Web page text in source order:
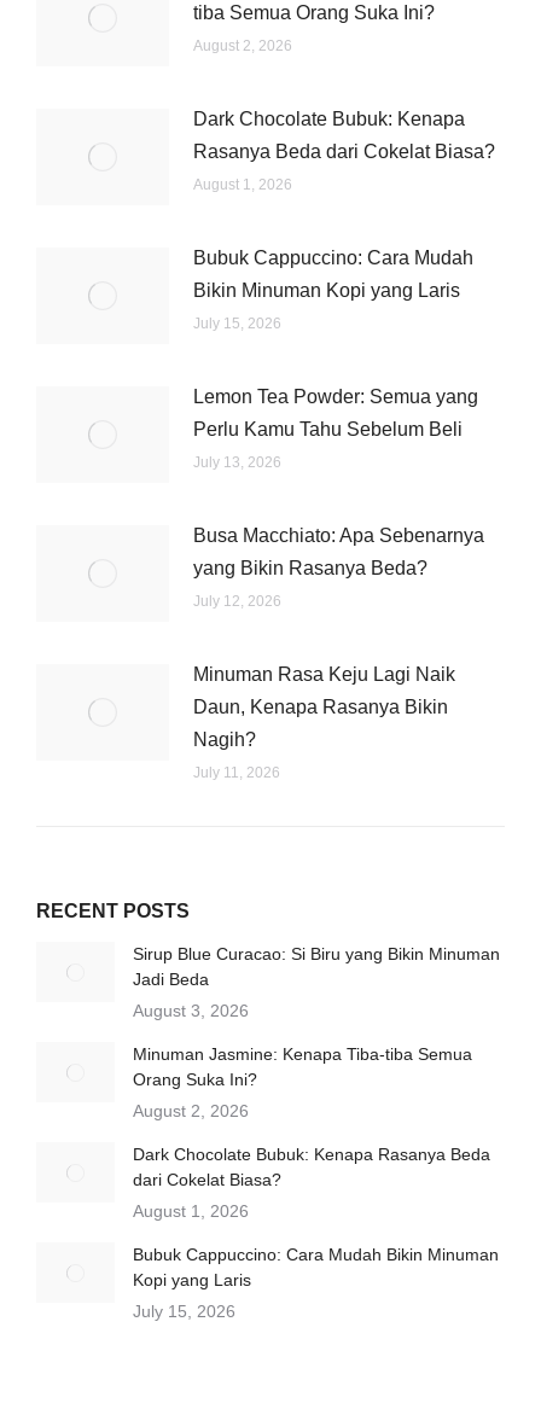
tiba Semua Orang Suka Ini?
August 2, 2026
Dark Chocolate Bubuk: Kenapa
Rasanya Beda dari Cokelat Biasa?
August 1, 2026
Bubuk Cappuccino: Cara Mudah
Bikin Minuman Kopi yang Laris
July 15, 2026
Lemon Tea Powder: Semua yang
Perlu Kamu Tahu Sebelum Beli
July 13, 2026
Busa Macchiato: Apa Sebenarnya
yang Bikin Rasanya Beda?
July 12, 2026
Minuman Rasa Keju Lagi Naik
Daun, Kenapa Rasanya Bikin
Nagih?
July 11, 2026
RECENT POSTS
Sirup Blue Curacao: Si Biru yang Bikin Minuman
Jadi Beda
August 3, 2026
Minuman Jasmine: Kenapa Tiba-tiba Semua
Orang Suka Ini?
August 2, 2026
Dark Chocolate Bubuk: Kenapa Rasanya Beda
dari Cokelat Biasa?
August 1, 2026
Bubuk Cappuccino: Cara Mudah Bikin Minuman
Kopi yang Laris
July 15, 2026